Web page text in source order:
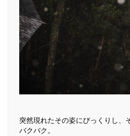
突然現れたその姿にびっくりし、
バクバク。